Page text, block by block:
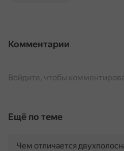
Комментарии
Войдите, чтобы
Ещё по теме
Чем отличается